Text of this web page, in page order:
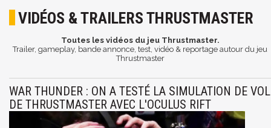
VIDÉOS & TRAILERS THRUSTMASTER
Toutes les vidéos du jeu Thrustmaster.
Trailer, gameplay, bande annonce, test, vidéo & reportage autour du jeu
Thrustmaster
WAR THUNDER : ON A TESTÉ LA SIMULATION DE VOL
DE THRUSTMASTER AVEC L'OCULUS RIFT